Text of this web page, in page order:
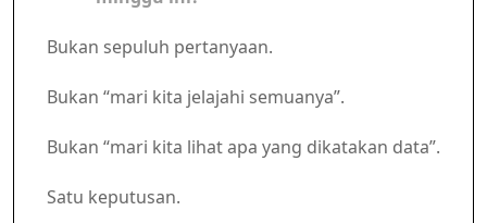
Bukan sepuluh pertanyaan.
Bukan “mari kita jelajahi semuanya”.
Bukan “mari kita lihat apa yang dikatakan data”.
Satu keputusan.